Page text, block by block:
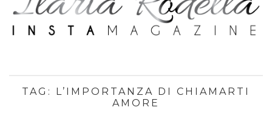
TAG: L’IMPORTANZA DI CHIAMARTI
AMORE